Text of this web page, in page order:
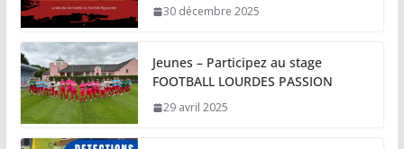
30 décembre 2025
Jeunes – Participez au stage
FOOTBALL LOURDES PASSION
29 avril 2025